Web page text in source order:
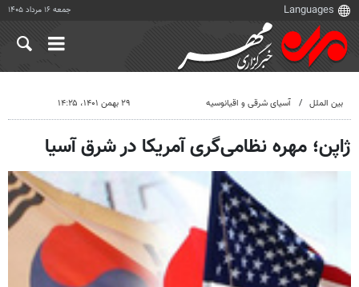
جمعه ۱۶ مرداد ۱۴۰۵
بین الملل آسیای شرقی و اقیانوسیه ۲۹ بهمن ۱۴۰۱، ۱۴:۲۵
ژاپن؛ مهره نظامی‌گری آمریکا در شرق آسیا